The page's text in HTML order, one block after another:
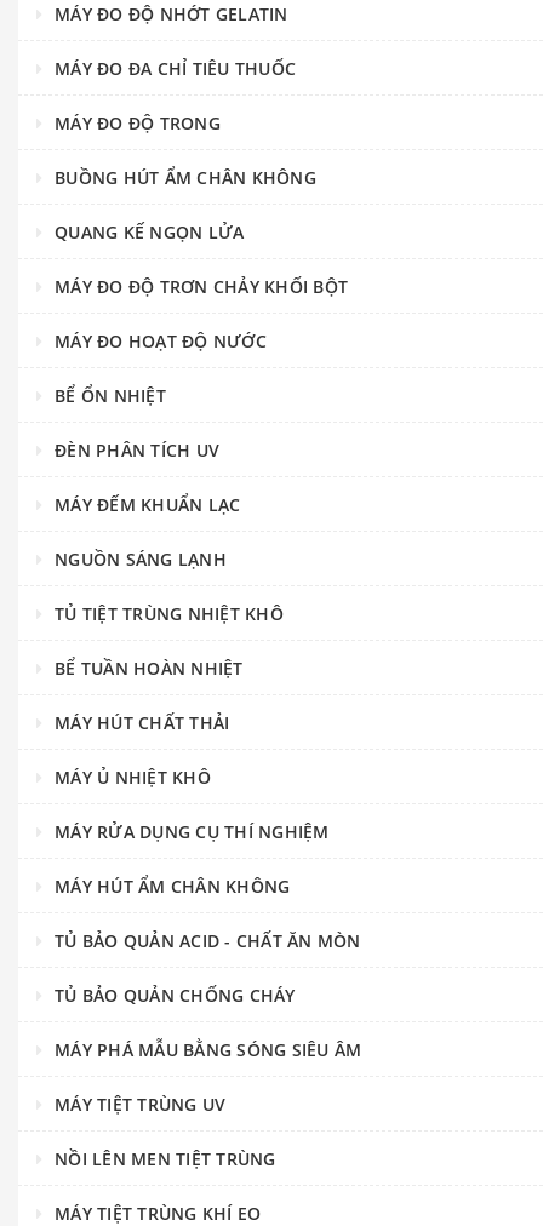
MÁY ĐO ĐỘ NHỚT GELATIN
MÁY ĐO ĐA CHỈ TIÊU THUỐC
MÁY ĐO ĐỘ TRONG
BUỒNG HÚT ẨM CHÂN KHÔNG
QUANG KẾ NGỌN LỬA
MÁY ĐO ĐỘ TRƠN CHẢY KHỐI BỘT
MÁY ĐO HOẠT ĐỘ NƯỚC
BỂ ỔN NHIỆT
ĐÈN PHÂN TÍCH UV
MÁY ĐẾM KHUẨN LẠC
NGUỒN SÁNG LẠNH
TỦ TIỆT TRÙNG NHIỆT KHÔ
BỂ TUẦN HOÀN NHIỆT
MÁY HÚT CHẤT THẢI
MÁY Ủ NHIỆT KHÔ
MÁY RỬA DỤNG CỤ THÍ NGHIỆM
MÁY HÚT ẨM CHÂN KHÔNG
TỦ BẢO QUẢN ACID - CHẤT ĂN MÒN
TỦ BẢO QUẢN CHỐNG CHÁY
MÁY PHÁ MẪU BẰNG SÓNG SIÊU ÂM
MÁY TIỆT TRÙNG UV
NỒI LÊN MEN TIỆT TRÙNG
MÁY TIỆT TRÙNG KHÍ EO